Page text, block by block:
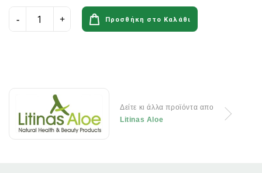
Προσθήκη στο Καλάθι
Δείτε κι άλλα προϊόντα απο
Litinas Aloe